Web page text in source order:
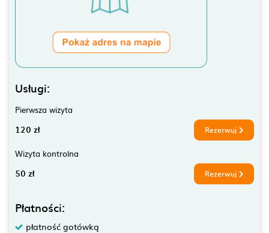
Usługi:
Pierwsza wizyta
120 zł Rezerwuj
Wizyta kontrolna
50 zł Rezerwuj
Płatności:
płatność gotówką